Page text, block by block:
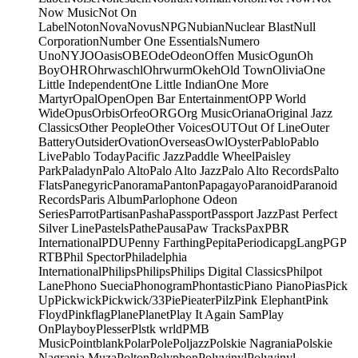
Now MusicNot On
LabelNotonNovaNovusNPGNubianNuclear BlastNull
CorporationNumber One EssentialsNumero
UnoNYJOOasisOBEOdeOdeonOffen MusicOgunOh
BoyOHROhrwaschlOhrwurmOkehOld TownOliviaOne
Little IndependentOne Little IndianOne More
MartyrOpalOpenOpen Bar EntertainmentOPP World
WideOpusOrbisOrfeoORGOrg MusicOrianaOriginal Jazz
ClassicsOther PeopleOther VoicesOUTOut Of LineOuter
BatteryOutsiderOvationOverseasOwlOysterPabloPablo
LivePablo TodayPacific JazzPaddle WheelPaisley
ParkPaladynPalo AltoPalo Alto JazzPalo Alto RecordsPalto
FlatsPanegyricPanoramaPantonPapagayoParanoidParanoid
RecordsParis AlbumParlophone Odeon
SeriesParrotPartisanPashaPassportPassport JazzPast Perfect
Silver LinePastelsPathePausaPaw TracksPaxPBR
InternationalPDUPenny FarthingPepitaPeriodicapgLangPGP
RTBPhil SpectorPhiladelphia
InternationalPhilipsPhilipsPhilips Digital ClassicsPhilpot
LanePhono SueciaPhonogramPhontasticPiano PianoPiasPick
UpPickwickPickwick/33PiePieaterPilzPink ElephantPink
FloydPinkflagPlanePlanetPlay It Again SamPlay
OnPlayboyPlesserPlstk wrldPMB
MusicPointblankPolarPolePoljazzPolskie NagraniaPolskie